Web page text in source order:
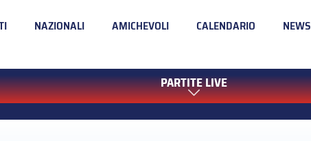
NAZIONALI AMICHEVOLI CALENDARIO NEWS
PARTITE LIVE